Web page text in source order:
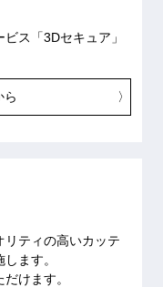
ス「3Dセキュア」
ら
リティの高いカッテ
ます。
けます。